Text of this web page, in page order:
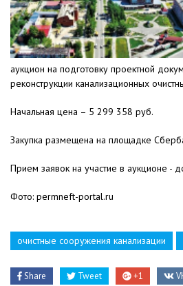
аукцион на подготовку проектной
реконструкции канализационных
Начальная цена – 5 299 358 руб.
Закупка размещена на площадке
Прием заявок на участие в аукционе -
Фото: permneft-portal.ru
очистные сооружения канализации
Share Tweet +1